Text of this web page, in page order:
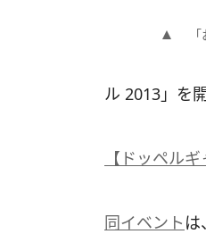
ル 2013」を
【ドッペル
同イベント